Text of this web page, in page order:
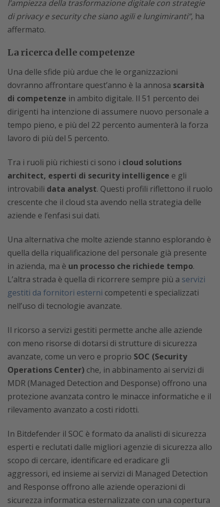
l’ampiezza della trasformazione digitale con strategie
di privacy e security che siano agili e lungimiranti”, ha
affermato.
La ricerca delle competenze
Una delle sfide più ardue che le organizzazioni
dovranno affrontare quest’anno è la annosa scarsità
di competenze in ambito digitale. Il 51 percento dei
dirigenti ha intenzione di assumere nuovo personale a
tempo pieno, e più del 22 percento aumenterà la forza
lavoro di più del 5 percento.
Tra i ruoli più richiesti ci sono i cloud solutions
architect, esperti di security intelligence e gli
introvabili data analyst. Questi profili riflettono il ruolo
crescente che il cloud sta avendo nella strategia delle
aziende e l’enfasi sui dati.
Una alternativa che molte aziende stanno esplorando è
quella della riqualificazione del personale già presente
in azienda, ma è un processo che richiede tempo.
L’altra strada è quella di ricorrere sempre più a servizi
gestiti da fornitori esterni competenti e specializzati
nell’uso di tecnologie avanzate.
Il ricorso a servizi gestiti permette anche alle aziende
con meno risorse di dotarsi di strutture di sicurezza
avanzate, come un vero e proprio SOC (Security
Operations Center) che, in abbinamento ai servizi di
MDR (Managed Detection and Desponse) offrono una
protezione avanzata contro le minacce informatiche e il
rilevamento avanzato a costi ridotti.
In Bitdefender il SOC è formato da analisti di sicurezza
esperti e reclutati dalle migliori agenzie di sicurezza allo
scopo di cercare, identificare ed eradicare gli
aggressori, ed insieme ai servizi di Managed Detection
and Response offrono alle aziende operazioni di
sicurezza informatica esternalizzate con una copertura